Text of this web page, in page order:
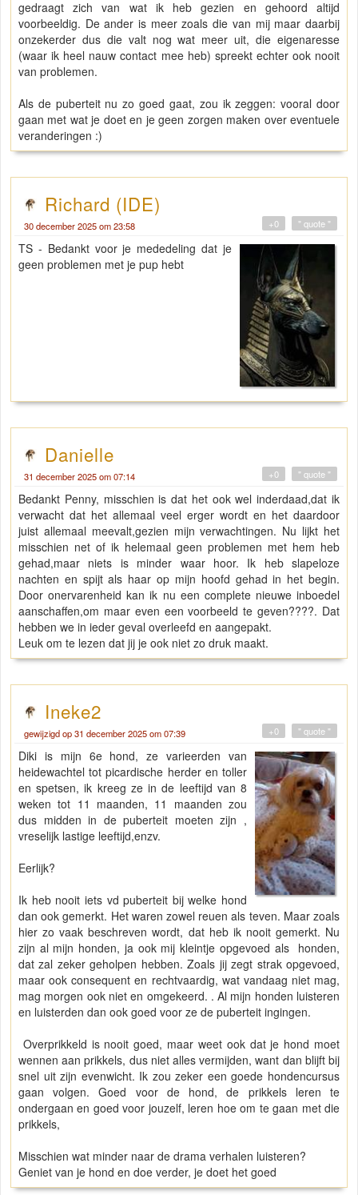
gedraagt zich van wat ik heb gezien en gehoord altijd
voorbeeldig. De ander is meer zoals die van mij maar daarbij
onzekerder dus die valt nog wat meer uit, die eigenaresse
(waar ik heel nauw contact mee heb) spreekt echter ook nooit
van problemen.
Als de puberteit nu zo goed gaat, zou ik zeggen: vooral door
gaan met wat je doet en je geen zorgen maken over eventuele
veranderingen :)
Richard (IDE)
30 december 2025 om 23:58 " quote "
+0
TS - Bedankt voor je mededeling dat je
geen problemen met je pup hebt
Danielle
31 december 2025 om 07:14 " quote "
+0
Bedankt Penny, misschien is dat het ook wel inderdaad,dat ik
verwacht dat het allemaal veel erger wordt en het daardoor
juist allemaal meevalt,gezien mijn verwachtingen. Nu lijkt het
misschien net of ik helemaal geen problemen met hem heb
gehad,maar niets is minder waar hoor. Ik heb slapeloze
nachten en spijt als haar op mijn hoofd gehad in het begin.
Door onervarenheid kan ik nu een complete nieuwe inboedel
aanschaffen,om maar even een voorbeeld te geven????. Dat
hebben we in ieder geval overleefd en aangepakt.
Leuk om te lezen dat jij je ook niet zo druk maakt.
Ineke2
gewijzigd op 31 december 2025 om 07:39 " quote "
+0
Diki is mijn 6e hond, ze varieerden van
heidewachtel tot picardische herder en toller
en spetsen, ik kreeg ze in de leeftijd van 8
weken tot 11 maanden, 11 maanden zou
dus midden in de puberteit moeten zijn ,
vreselijk lastige leeftijd,enzv.
Eerlijk?
Ik heb nooit iets vd puberteit bij welke hond
dan ook gemerkt. Het waren zowel reuen als teven. Maar zoals
hier zo vaak beschreven wordt, dat heb ik nooit gemerkt. Nu
zijn al mijn honden, ja ook mij kleintje opgevoed als honden,
dat zal zeker geholpen hebben. Zoals jij zegt strak opgevoed,
maar ook consequent en rechtvaardig, wat vandaag niet mag,
mag morgen ook niet en omgekeerd. . Al mijn honden luisteren
en luisterden dan ook goed voor ze de puberteit ingingen.
Overprikkeld is nooit goed, maar weet ook dat je hond moet
wennen aan prikkels, dus niet alles vermijden, want dan blijft bij
snel uit zijn evenwicht. Ik zou zeker een goede hondencursus
gaan volgen. Goed voor de hond, de prikkels leren te
ondergaan en goed voor jouzelf, leren hoe om te gaan met die
prikkels,
Misschien wat minder naar de drama verhalen luisteren?
Geniet van je hond en doe verder, je doet het goed